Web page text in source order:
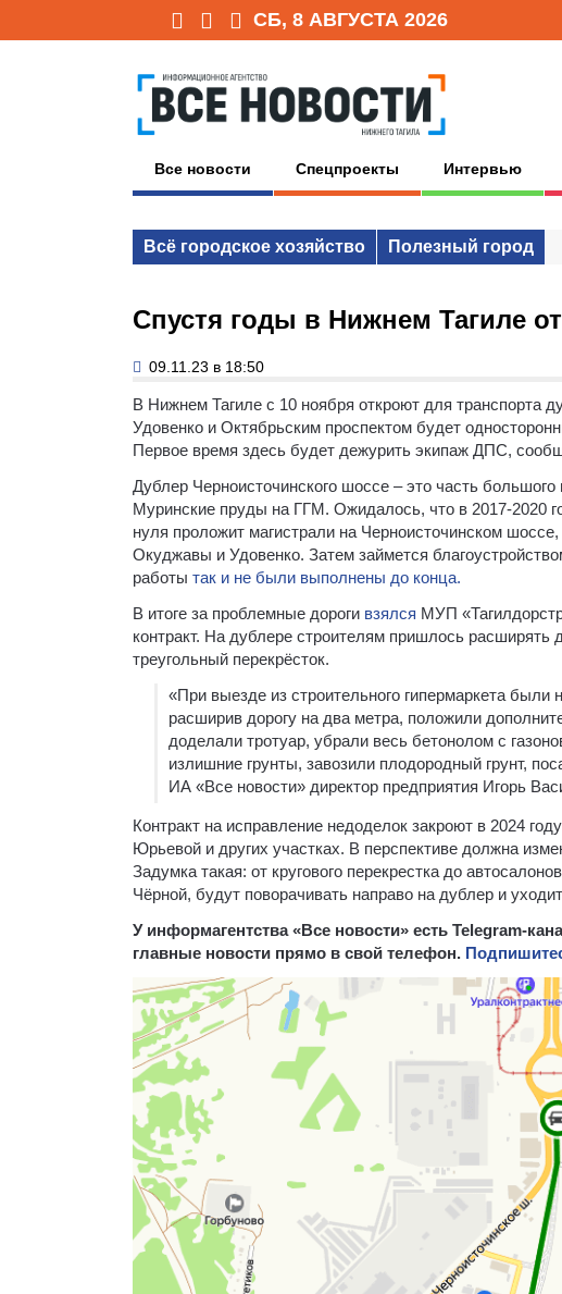
СБ, 8 АВГУСТА 2026
Все новости Спецпроекты Интервью
Всё городское хозяйство Полезный город
Спустя годы в Нижнем Тагиле
09.11.23 в 18:50
В Нижнем Тагиле с 10 ноября откроют для транспорта
Удовенко и Октябрьским проспектом будет
Первое время здесь будет дежурить экипаж ДПС,
Дублер Черноисточинского шоссе – это часть
Муринские пруды на ГГМ. Ожидалось, что в 2017-2020
нуля проложит магистрали на Черноисточинском
Окуджавы и Удовенко. Затем займется
работы так и не были выполнены до конца.
В итоге за проблемные дороги взялся МУП
контракт. На дублере строителям пришлось
треугольный перекрёсток.
«При выезде из строительного гипермаркета
расширив дорогу на два метра, положили
доделали тротуар, убрали весь бетонолом с
излишние грунты, завозили плодородный грунт,
ИА «Все новости» директор предприятия Игорь
Контракт на исправление недоделок закроют в 2024
Юрьевой и других участках. В перспективе должна
Задумка такая: от кругового перекрестка до
Чёрной, будут поворачивать направо на дублер и
У информагентства «Все новости» есть Telegram-
главные новости прямо в свой телефон.